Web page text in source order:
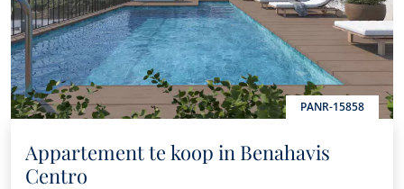
PANR-15858
Appartement te koop in Benahavis
Centro